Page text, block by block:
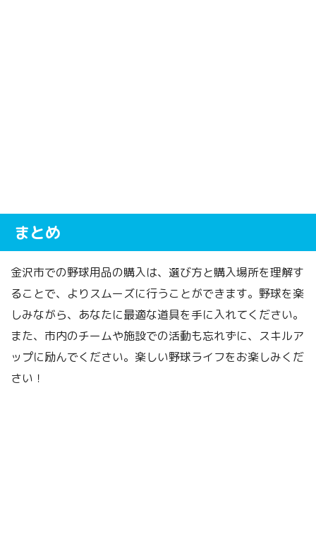
まとめ
金沢市での野球用品の購入は、選び方と購入場所を理解す
ることで、よりスムーズに行うことができます。野球を楽
しみながら、あなたに最適な道具を手に入れてください。
また、市内のチームや施設での活動も忘れずに、スキルア
ップに励んでください。楽しい野球ライフをお楽しみくだ
さい！